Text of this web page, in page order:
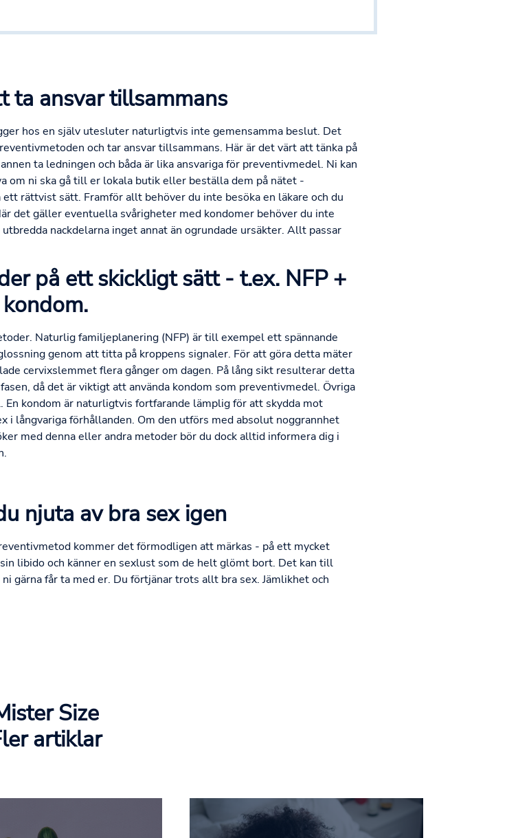
ta ansvar tillsammans
hos en själv utesluter naturligtvis inte gemensamma beslut. Det
och tar ansvar tillsammans. Här är det värt att tänka på
ta ledningen och båda är lika ansvariga för preventivmedel. Ni kan
om ni ska gå till er lokala butik eller beställa dem på nätet -
rättvist sätt. Framför allt behöver du inte besöka en läkare och du
det gäller eventuella svårigheter med kondomer behöver du inte
utbredda nackdelarna inget annat än ogrundade ursäkter. Allt passar
på ett skickligt sätt - t.ex. NFP +
kondom.
Naturlig familjeplanering (NFP) är till exempel ett spännande
genom att titta på kroppens signaler. För att göra detta mäter
cervixslemmet flera gånger om dagen. På lång sikt resulterar detta
då det är viktigt att använda kondom som preventivmedel. Övriga
kondom är naturligtvis fortfarande lämplig för att skydda mot
i långvariga förhållanden. Om den utförs med absolut noggrannhet
med denna eller andra metoder bör du dock alltid informera dig i
njuta av bra sex igen
kommer det förmodligen att märkas - på ett mycket
libido och känner en sexlust som de helt glömt bort. Det kan till
gärna får ta med er. Du förtjänar trots allt bra sex. Jämlikhet och
Size
artiklar